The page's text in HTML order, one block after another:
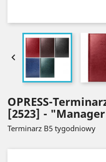

OPRESS-
[2523] -
Terminarz B5 tygodniowy